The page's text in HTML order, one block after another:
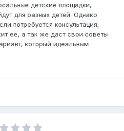
детские площадки,
для разных детей. Однако
потребуется консультация,
ее, а так же даст свои советы
который идеальным